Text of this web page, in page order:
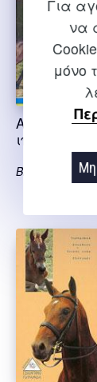
Για
να
μόνο
Αυτή είναι
ιππασία
Brandl S.